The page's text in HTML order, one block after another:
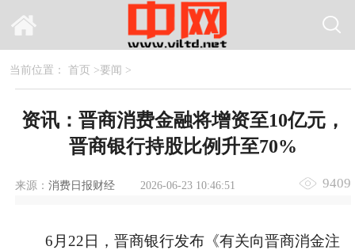
当前位置： 首页 >要闻 >
资讯：晋商消费金融将增资至10亿元，
晋商银行持股比例升至70%
来源： 消费日报财经 2026-06-23 10:46:51 9409
6月22日，晋商银行发布《有关向晋商消金注